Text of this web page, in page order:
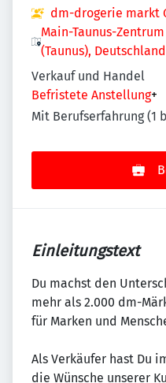
dm-drogerie markt
Main-Taunus-
(Taunus), Deutschland
Verkauf und Handel
Befristete Anstellung+
Mit Berufserfahrung (1
Einleitungstext
Du machst den
mehr als 2.000 dm-
für Marken und
Als Verkäufer hast Du
die Wünsche unserer